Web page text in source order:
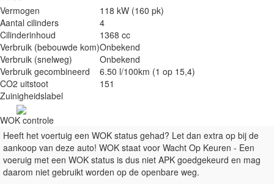
Vermogen
118 kW (160 pk)
Aantal cilinders
4
Cilinderinhoud
1368 cc
Verbruik (bebouwde kom)Onbekend
Verbruik (snelweg)
Onbekend
Verbruik gecombineerd
6.50 l/100km (1 op 15,4)
CO2 uitstoot
151
Zuinigheidslabel
WOK controle
Heeft het voertuig een WOK status gehad? Let dan extra op bij de
aankoop van deze auto! WOK staat voor Wacht Op Keuren - Een
voeruig met een WOK status is dus niet APK goedgekeurd en mag
daarom niet gebruikt worden op de openbare weg.